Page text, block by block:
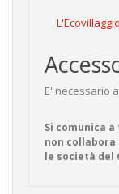
E' necessario
Si comunica
non collabora
le società del